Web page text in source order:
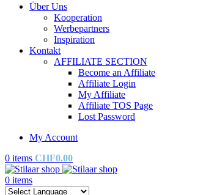
Über Uns
Kooperation
Werbepartners
Inspiration
Kontakt
AFFILIATE SECTION
Become an Affiliate
Affiliate Login
My Affiliate
Affiliate TOS Page
Lost Password
My Account
0 items CHF0.00
0 items